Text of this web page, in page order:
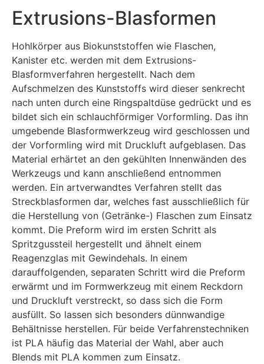
Extrusions-Blasformen
Hohlkörper aus Biokunststoffen wie Flaschen,
Kanister etc. werden mit dem Extrusions-
Blasformverfahren hergestellt. Nach dem
Aufschmelzen des Kunststoffs wird dieser senkrecht
nach unten durch eine Ringspaltdüse gedrückt und es
bildet sich ein schlauchförmiger Vorformling. Das ihn
umgebende Blasformwerkzeug wird geschlossen und
der Vorformling wird mit Druckluft aufgeblasen. Das
Material erhärtet an den gekühlten Innenwänden des
Werkzeugs und kann anschließend entnommen
werden. Ein artverwandtes Verfahren stellt das
Streckblasformen dar, welches fast ausschließlich für
die Herstellung von (Getränke-) Flaschen zum Einsatz
kommt. Die Preform wird im ersten Schritt als
Spritzgussteil hergestellt und ähnelt einem
Reagenzglas mit Gewindehals. In einem
darauffolgenden, separaten Schritt wird die Preform
erwärmt und im Formwerkzeug mit einem Reckdorn
und Druckluft verstreckt, so dass sich die Form
ausfüllt. So lassen sich besonders dünnwandige
Behältnisse herstellen. Für beide Verfahrenstechniken
ist PLA häufig das Material der Wahl, aber auch
Blends mit PLA kommen zum Einsatz.